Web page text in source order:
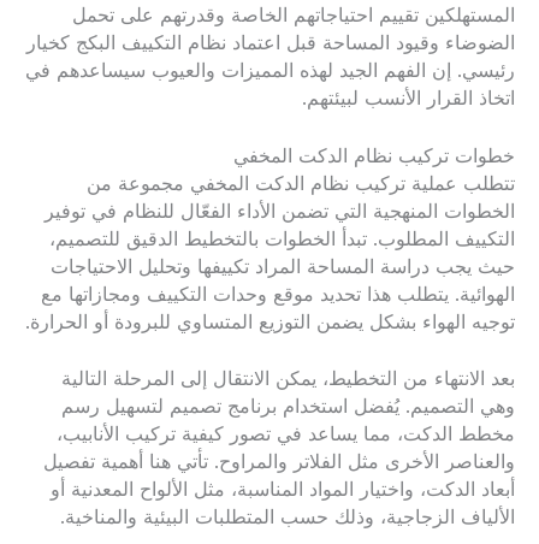
المستهلكين تقييم احتياجاتهم الخاصة وقدرتهم على تحمل
الضوضاء وقيود المساحة قبل اعتماد نظام التكييف البكج كخيار
رئيسي. إن الفهم الجيد لهذه المميزات والعيوب سيساعدهم في
اتخاذ القرار الأنسب لبيئتهم.
خطوات تركيب نظام الدكت المخفي
تتطلب عملية تركيب نظام الدكت المخفي مجموعة من
الخطوات المنهجية التي تضمن الأداء الفعّال للنظام في توفير
التكييف المطلوب. تبدأ الخطوات بالتخطيط الدقيق للتصميم،
حيث يجب دراسة المساحة المراد تكييفها وتحليل الاحتياجات
الهوائية. يتطلب هذا تحديد موقع وحدات التكييف ومجازاتها مع
توجيه الهواء بشكل يضمن التوزيع المتساوي للبرودة أو الحرارة.
بعد الانتهاء من التخطيط، يمكن الانتقال إلى المرحلة التالية
وهي التصميم. يُفضل استخدام برنامج تصميم لتسهيل رسم
مخطط الدكت، مما يساعد في تصور كيفية تركيب الأنابيب،
والعناصر الأخرى مثل الفلاتر والمراوح. تأتي هنا أهمية تفصيل
أبعاد الدكت، واختيار المواد المناسبة، مثل الألواح المعدنية أو
الألياف الزجاجية، وذلك حسب المتطلبات البيئية والمناخية.